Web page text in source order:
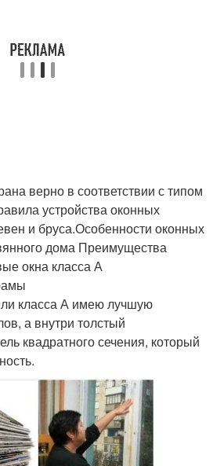
верно в соответствии с типом
устройства оконных
и бруса.Особенности оконных
дома Преимущества
окна класса А
класса А имею лучшую
а внутри толстый
квадратного сечения, который